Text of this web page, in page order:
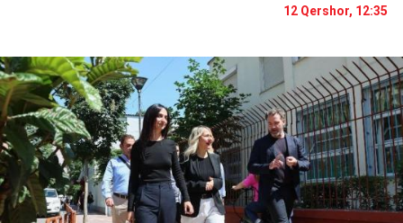
12 Qershor, 12:35